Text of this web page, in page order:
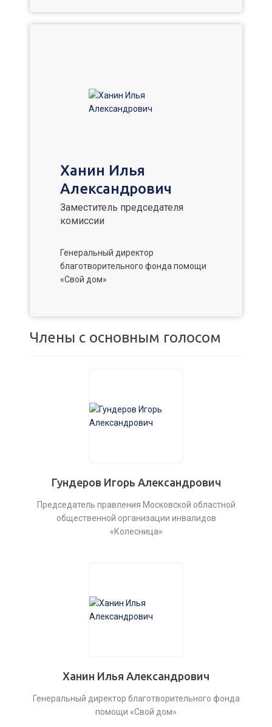
Ханин Илья
Александрович
Заместитель председателя
комиссии
Генеральный директор
благотворительного фонда помощи
«Свой дом»
Члены с основным голосом
Гундеров Игорь Александрович
Председатель правления Московской областной
общественной организации инвалидов
«Колесница»
Ханин Илья Александрович
Генеральный директор благотворительного фонда
помощи «Свой дом»